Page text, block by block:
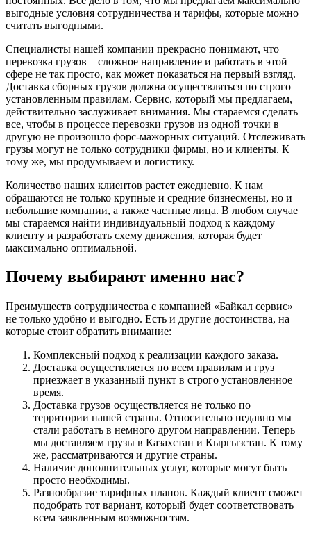
выгодные условия сотрудничества и тарифы, которые можно
считать выгодными.
Специалисты нашей компании прекрасно понимают, что
перевозка грузов – сложное направление и работать в этой
сфере не так просто, как может показаться на первый взгляд.
Доставка сборных грузов должна осуществляться по строго
установленным правилам. Сервис, который мы предлагаем,
действительно заслуживает внимания. Мы стараемся сделать
все, чтобы в процессе перевозки грузов из одной точки в
другую не произошло форс-мажорных ситуаций. Отслеживать
грузы могут не только сотрудники фирмы, но и клиенты. К
тому же, мы продумываем и логистику.
Количество наших клиентов растет ежедневно. К нам
обращаются не только крупные и средние бизнесмены, но и
небольшие компании, а также частные лица. В любом случае
мы стараемся найти индивидуальный подход к каждому
клиенту и разработать схему движения, которая будет
максимально оптимальной.
Почему выбирают именно нас?
Преимуществ сотрудничества с компанией «Байкал сервис»
не только удобно и выгодно. Есть и другие достоинства, на
которые стоит обратить внимание:
Комплексный подход к реализации каждого заказа.
Доставка осуществляется по всем правилам и груз
приезжает в указанный пункт в строго установленное
время.
Доставка грузов осуществляется не только по
территории нашей страны. Относительно недавно мы
стали работать в немного другом направлении. Теперь
мы доставляем грузы в Казахстан и Кыргызстан. К тому
же, рассматриваются и другие страны.
Наличие дополнительных услуг, которые могут быть
просто необходимы.
Разнообразие тарифных планов. Каждый клиент сможет
подобрать тот вариант, который будет соответствовать
всем заявленным возможностям.